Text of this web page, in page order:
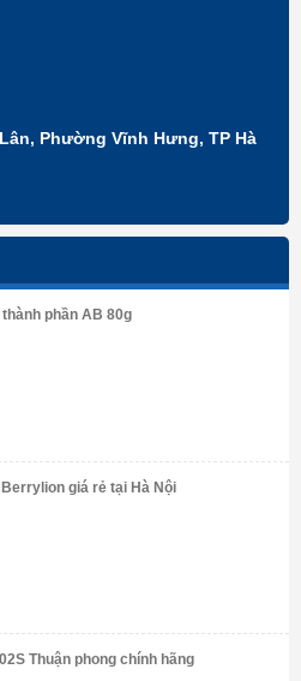
Phường Vĩnh Hưng, TP Hà
thành phần AB 80g
giá rẻ tại Hà Nội
Thuận phong chính hãng